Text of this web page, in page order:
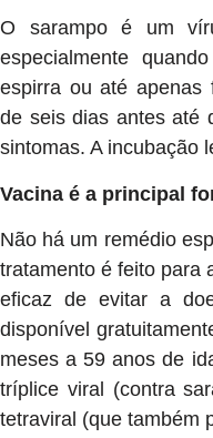
O sarampo é um
especialmente
espirra ou até apenas
de seis dias antes até
sintomas. A incubação
Vacina é a principal
Não há um remédio
tratamento é feito para
eficaz de evitar a
disponível
meses a 59 anos de
tríplice viral (contra
tetraviral (que também